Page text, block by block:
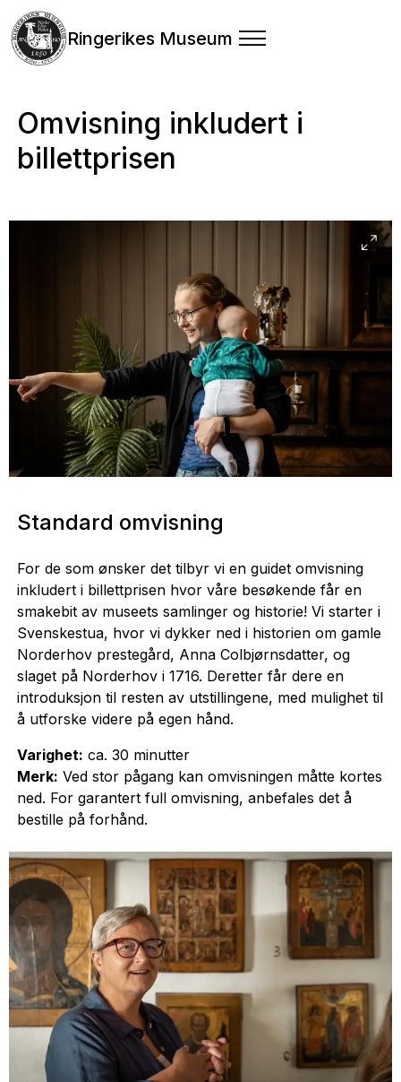
Ringerikes Museum
Omvisning inkludert i
billettprisen
Standard omvisning
For de som ønsker det tilbyr vi en guidet omvisning
inkludert i billettprisen hvor våre besøkende får en
smakebit av museets samlinger og historie! Vi starter i
Svenskestua, hvor vi dykker ned i historien om gamle
Norderhov prestegård, Anna Colbjørnsdatter, og
slaget på Norderhov i 1716. Deretter får dere en
introduksjon til resten av utstillingene, med mulighet til
å utforske videre på egen hånd.
Varighet: ca. 30 minutter
Merk: Ved stor pågang kan omvisningen måtte kortes
ned. For garantert full omvisning, anbefales det å
bestille på forhånd.